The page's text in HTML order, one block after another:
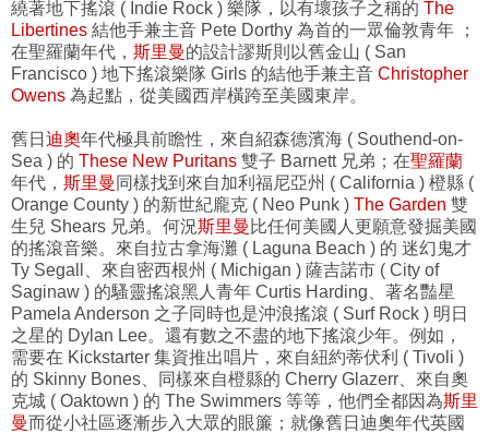
繞著地下搖滾 ( Indie Rock ) 樂隊，以有壞孩子之稱的 The
Libertines 結他手兼主音 Pete Dorthy 為首的一眾倫敦青年 ；
在聖羅蘭年代， 斯里曼的設計謬斯則以舊金山 ( San
Francisco ) 地下搖滾樂隊 Girls 的結他手兼主音 Christopher
Owens 為起點，從美國西岸橫跨至美國東岸。
舊日 迪奧年代極具前瞻性，來自紹森德濱海 ( Southend-on-
Sea ) 的 These New Puritans 雙子 Barnett 兄弟；在聖羅蘭
年代， 斯里曼 同樣找到來自加利福尼亞州 ( California ) 橙縣 (
Orange County ) 的新世紀龐克 ( Neo Punk ) The Garden 雙
生兒 Shears 兄弟。何況斯里曼 比任何美國人更願意發掘美國
的搖滾音樂。來自拉古拿海灘 ( Laguna Beach ) 的 迷幻鬼才
Ty Segall、來自密西根州 ( Michigan ) 薩吉諾市 ( City of
Saginaw ) 的騷靈搖滾黑人青年 Curtis Harding、著名豔星
Pamela Anderson 之子同時也是沖浪搖滾 ( Surf Rock ) 明日
之星的 Dylan Lee。還有數之不盡的地下搖滾少年。例如，
需要在 Kickstarter 集資推出唱片，來自紐約蒂伏利 ( Tivoli )
的 Skinny Bones、同樣來自橙縣的 Cherry Glazerr、來自奧
克城 ( Oaktown ) 的 The Swimmers 等等，他們全都因為斯里
曼而從小社區逐漸步入大眾的眼簾；就像舊日迪奧年代英國